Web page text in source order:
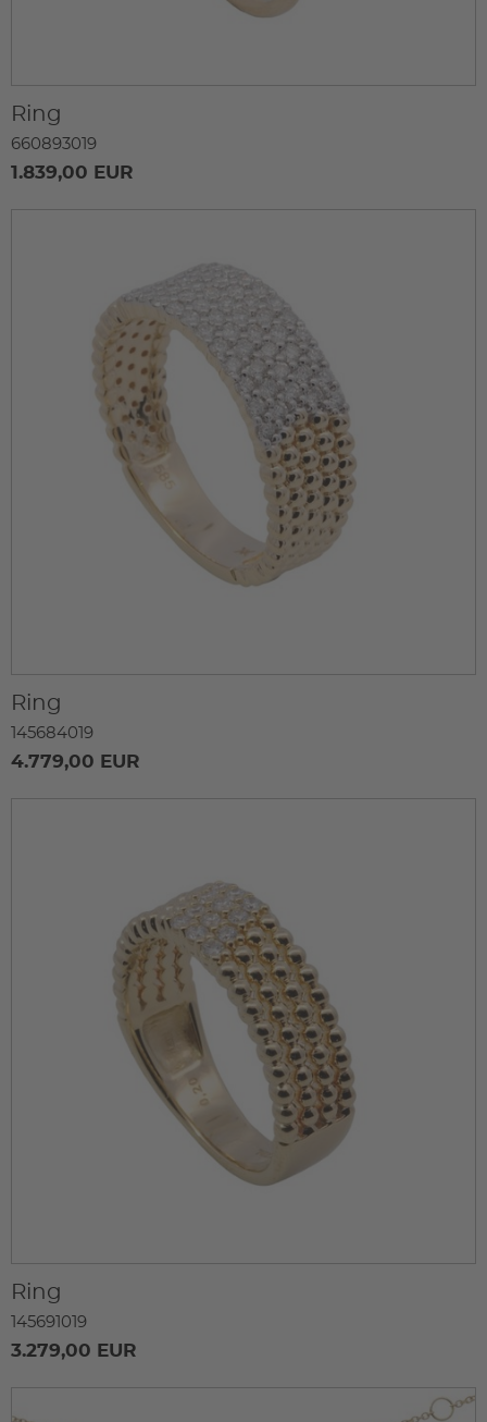
Ring
660893019
1.839,00 EUR
Ring
145684019
4.779,00 EUR
Ring
145691019
3.279,00 EUR